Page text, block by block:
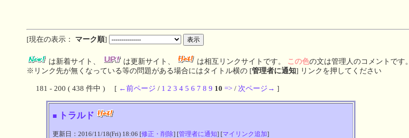
[現在の表示： マーク順]
は新着サイト、 は更新サイト、 は相互リンクサイトです。 この色の文は管理人のコメントです。
※リンク先が無くなっている等の問題がある場合にはタイトル横の [管理者に通知] リンクを押してください
181 - 200 ( 438 件中 ) [ ←前ページ / 1 2 3 4 5 6 7 8 9 10 =>/ 次ページ→ ]
■ トラルド
更新日：2016/11/18(Fri) 18:06 [修正・削除] [管理者に通知] [マイリンク追加]